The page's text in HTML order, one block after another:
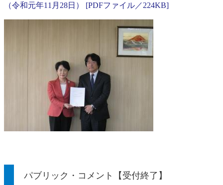
（令和元年11月28日） [PDFファイル／224KB]
パブリック・コメント【受付終了】